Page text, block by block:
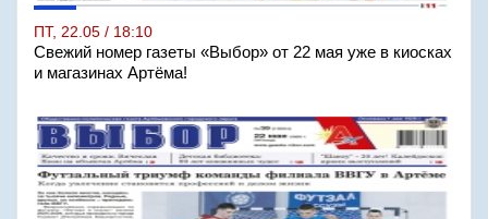
ПТ, 22.05 / 18:10
Свежий номер газеты «Выбор» от 22 мая уже в киосках
и магазинах Артёма!